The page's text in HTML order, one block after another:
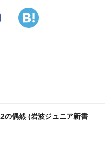
の偶然 (岩波ジュニア新書